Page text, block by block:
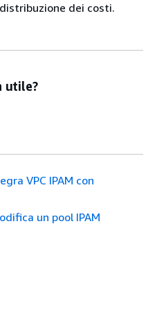
dei costi.
utile?
VPC IPAM con
un pool IPAM